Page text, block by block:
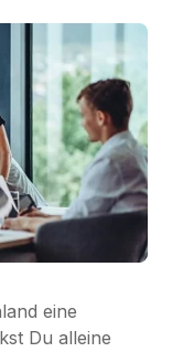
eine
Du alleine